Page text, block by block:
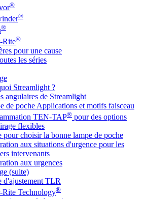
®
®
®
Rite®
pour une cause
les séries
Streamlight ?
angulaires de Streamlight
de poche Applications et motifs faisceau
TEN-TAP® pour des options
flexibles
pour choisir la bonne lampe de poche
aux situations d'urgence pour les
intervenants
aux urgences
(suite)
d'ajustement TLR
Rite Technology®